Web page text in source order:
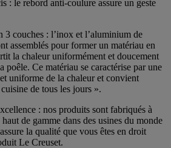
: le rebord anti-coulure assure un geste
3 couches : l’inox et l’aluminium de
assemblés pour former un matériau en
la chaleur uniformément et doucement
poêle. Ce matériau se caractérise par une
uniforme de la chaleur et convient
de tous les jours ».
: nos produits sont fabriqués à
de gamme dans des usines du monde
la qualité que vous êtes en droit
Le Creuset.